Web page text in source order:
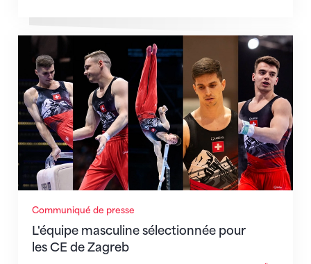
Communiqué de presse
L'équipe masculine sélectionnée pour
les CE de Zagreb
L'équipe masculine sélectionnée pour les CE de